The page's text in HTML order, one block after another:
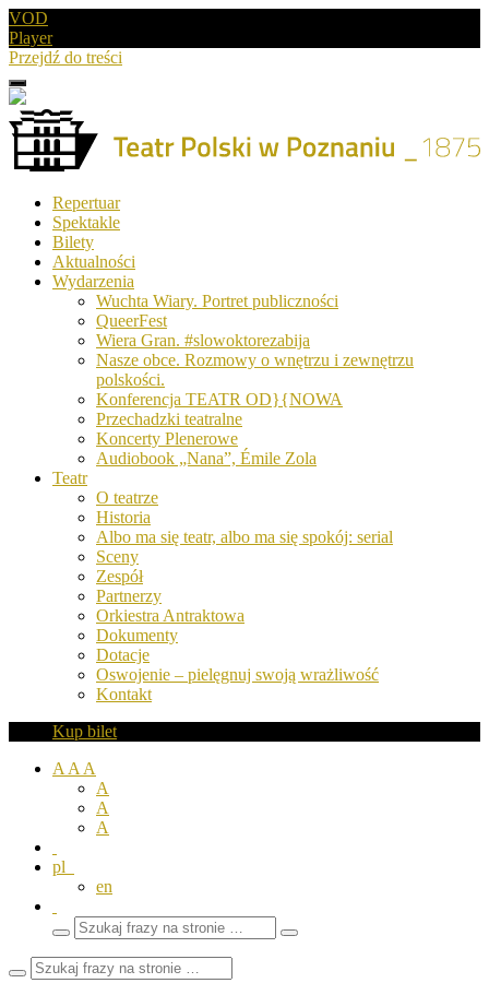
VOD
Player
Przejdź do treści
Menu
Drugie
logo
Teatr
Polski
Poznaniu
Repertuar
Spektakle
Bilety
Aktualności
Wydarzenia
Wuchta Wiary. Portret publiczności
QueerFest
Wiera Gran. #slowoktorezabija
Nasze obce. Rozmowy o wnętrzu i zewnętrzu
polskości.
Konferencja TEATR OD}{NOWA
Przechadzki teatralne
Koncerty Plenerowe
Audiobook „Nana”, Émile Zola
Teatr
O teatrze
Historia
Albo ma się teatr, albo ma się spokój: serial
Sceny
Zespół
Partnerzy
Orkiestra Antraktowa
Dokumenty
Dotacje
Oswojenie – pielęgnuj swoją wrażliwość
Kontakt
Kup bilet
A A A
A
A
A
pl
en
Wyszukaj
frazy
Zamknij